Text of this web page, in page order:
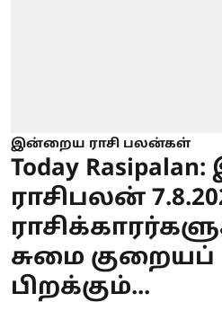
இன்றைய ராசி பலன்கள்
Today
ராசிபலன்
சுமை குறையப்
பிறக்கும்...